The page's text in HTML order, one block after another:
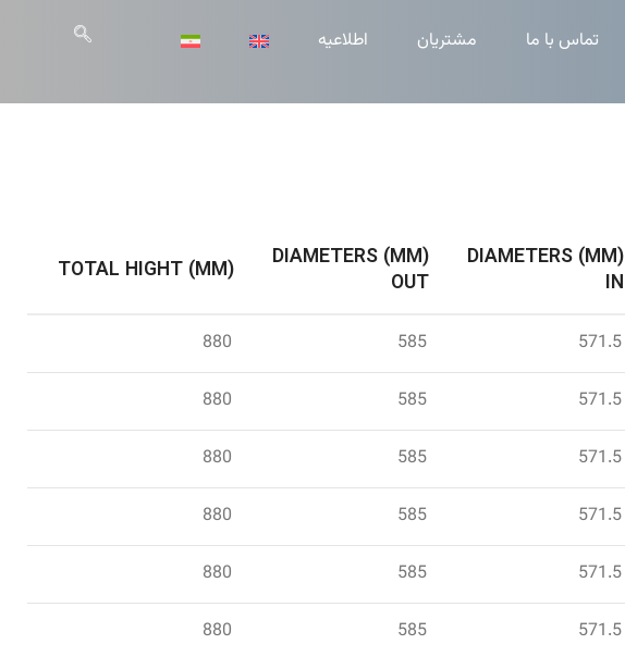
تماس با ما مشتریان اطلاعیه
DIAMETERS (MM)
IN
DIAMETERS (MM)
OUT
TOTAL HIGHT (MM)
571.5
585
880
571.5
585
880
571.5
585
880
571.5
585
880
571.5
585
880
571.5
585
880